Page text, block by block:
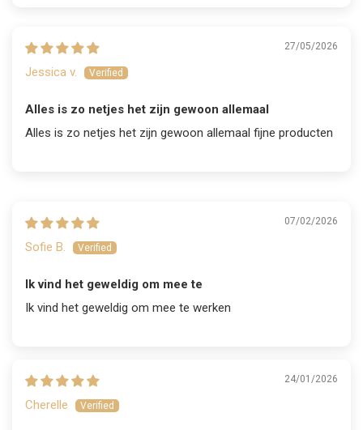
27/05/2026
Jessica v.
Alles is zo netjes het zijn gewoon allemaal
Alles is zo netjes het zijn gewoon allemaal fijne producten
07/02/2026
Sofie B.
Ik vind het geweldig om mee te
Ik vind het geweldig om mee te werken
24/01/2026
Cherelle